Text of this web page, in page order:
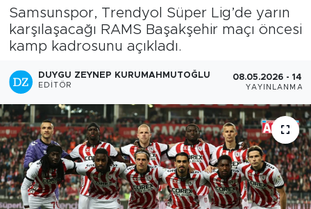
Samsunspor, Trendyol Süper Lig’de yarın
karşılaşacağı RAMS Başakşehir maçı öncesi
kamp kadrosunu açıkladı.
DUYGU ZEYNEP KURUMAHMUTOĞLU
EDITÖR
08.05.2026 -
YAYINLANMA